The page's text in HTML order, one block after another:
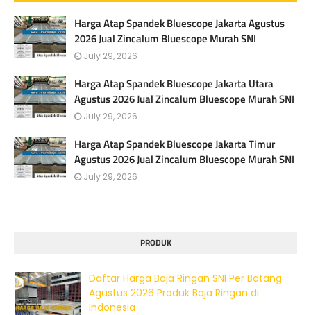
Harga Atap Spandek Bluescope Jakarta Agustus
2026 Jual Zincalum Bluescope Murah SNI
July 29, 2026
Harga Atap Spandek Bluescope Jakarta Utara
Agustus 2026 Jual Zincalum Bluescope Murah SNI
July 29, 2026
Harga Atap Spandek Bluescope Jakarta Timur
Agustus 2026 Jual Zincalum Bluescope Murah SNI
July 29, 2026
PRODUK
Daftar Harga Baja Ringan SNI Per Batang
Agustus 2026 Produk Baja Ringan di
Indonesia